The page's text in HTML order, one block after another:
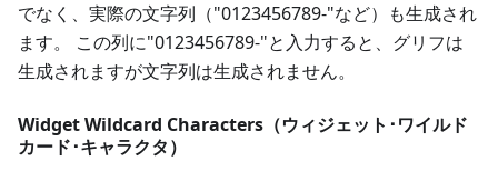
でなく、実際の文字列（"0123456789-"など）も生成され
ます。 この列に"0123456789-"と入力すると、グリフは
生成されますが文字列は生成されません。
Widget Wildcard Characters（ウィジェット･ワイルド
カード･キャラクタ）